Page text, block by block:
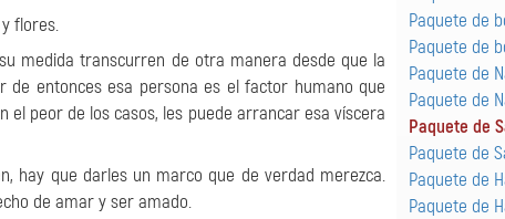
flores.
medida transcurren de otra manera desde que la
entonces esa persona es el factor humano que
peor de los casos, les puede arrancar esa víscera
hay que darles un marco que de verdad merezca.
de amar y ser amado.
Paquete de
Paquete de
Paquete de
Paquete de
Paquete de
Paquete de
Paquete de
Paquete de